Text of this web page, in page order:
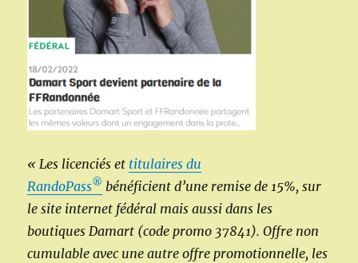
« Les licenciés et titulaires du
RandoPass® bénéficient d’une remise de 15%, sur
le site internet fédéral mais aussi dans les
boutiques Damart (code promo 37841). Offre non
cumulable avec une autre offre promotionnelle, les